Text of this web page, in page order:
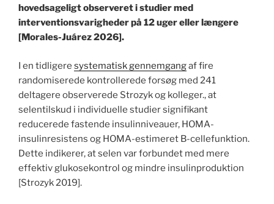
hovedsageligt observeret i studier med
interventionsvarigheder på 12 uger eller længere
[Morales-Juárez 2026].
I en tidligere systematisk gennemgangaf fire
randomiserede kontrollerede forsøg med 241
deltagere observerede Strozyk og kolleger., at
selentilskud i individuelle studier signifikant
reducerede fastende insulinniveauer, HOMA-
insulinresistens og HOMA-estimeret B-cellefunktion.
Dette indikerer, at selen var forbundet med mere
effektiv glukosekontrol og mindre insulinproduktion
[Strozyk 2019].